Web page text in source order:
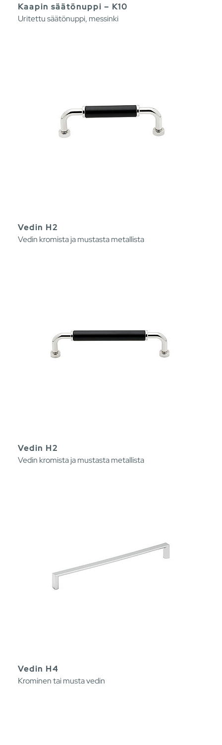
Kaapin säätönuppi – K10
Uritettu säätönuppi, messinki
Vedin H2
Vedin kromista ja mustasta metallista
Vedin H2
Vedin kromista ja mustasta metallista
Vedin H4
Krominen tai musta vedin